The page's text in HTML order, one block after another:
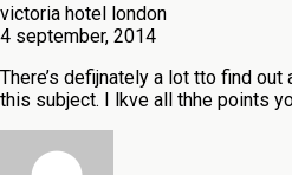
victoria hotel london
4 september, 2014
There’s defijnately a lot tto find out
this subject. I lkve all thhe points